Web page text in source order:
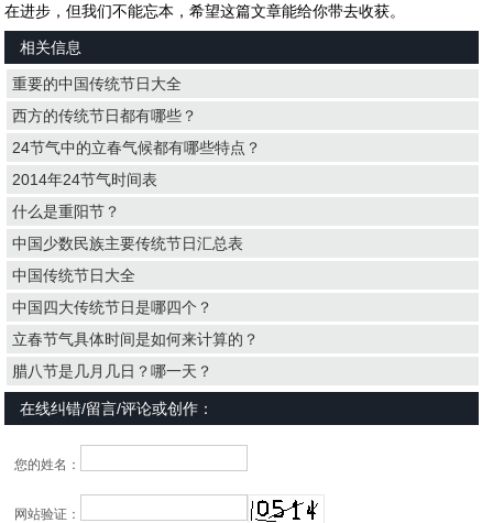
在进步，但我们不能忘本，希望这篇文章能给你带去收获。
相关信息
重要的中国传统节日大全
西方的传统节日都有哪些？
24节气中的立春气候都有哪些特点？
2014年24节气时间表
什么是重阳节？
中国少数民族主要传统节日汇总表
中国传统节日大全
中国四大传统节日是哪四个？
立春节气具体时间是如何来计算的？
腊八节是几月几日？哪一天？
在线纠错/留言/评论或创作：
您的姓名：
网站验证：